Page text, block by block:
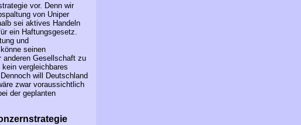
vor. Denn wir
von Uniper
sei aktives Handeln
ein Haftungsgesetz.
und
seinen
anderen Gesellschaft zu
vergleichbares
will Deutschland
zwar voraussichtlich
der geplanten